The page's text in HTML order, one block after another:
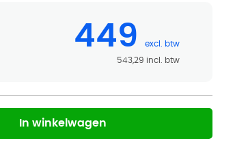
449
543,29
In winkelwagen